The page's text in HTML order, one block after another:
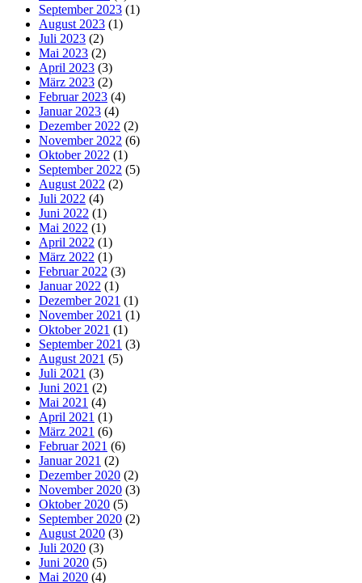
September 2023 (1)
August 2023 (1)
Juli 2023 (2)
Mai 2023 (2)
April 2023 (3)
März 2023 (2)
Februar 2023 (4)
Januar 2023 (4)
Dezember 2022 (2)
November 2022 (6)
Oktober 2022 (1)
September 2022 (5)
August 2022 (2)
Juli 2022 (4)
Juni 2022 (1)
Mai 2022 (1)
April 2022 (1)
März 2022 (1)
Februar 2022 (3)
Januar 2022 (1)
Dezember 2021 (1)
November 2021 (1)
Oktober 2021 (1)
September 2021 (3)
August 2021 (5)
Juli 2021 (3)
Juni 2021 (2)
Mai 2021 (4)
April 2021 (1)
März 2021 (6)
Februar 2021 (6)
Januar 2021 (2)
Dezember 2020 (2)
November 2020 (3)
Oktober 2020 (5)
September 2020 (2)
August 2020 (3)
Juli 2020 (3)
Juni 2020 (5)
Mai 2020 (4)